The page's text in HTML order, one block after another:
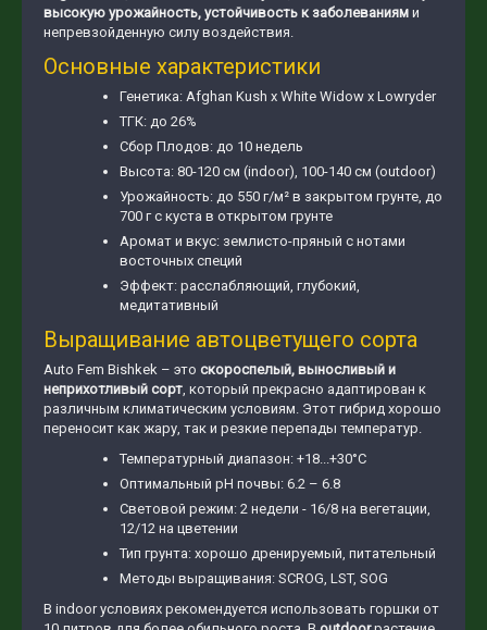
высокую урожайность, устойчивость к заболеваниям и
непревзойденную силу воздействия.
Основные характеристики
Генетика: Afghan Kush x White Widow x Lowryder
ТГК: до 26%
Сбор Плодов: до 10 недель
Высота: 80-120 см (indoor), 100-140 см (outdoor)
Урожайность: до 550 г/м² в закрытом грунте, до
700 г с куста в открытом грунте
Аромат и вкус: землисто-пряный с нотами
восточных специй
Эффект: расслабляющий, глубокий,
медитативный
Выращивание автоцветущего сорта
Auto Fem Bishkek – это скороспелый, выносливый и
неприхотливый сорт, который прекрасно адаптирован к
различным климатическим условиям. Этот гибрид хорошо
переносит как жару, так и резкие перепады температур.
Температурный диапазон: +18...+30°C
Оптимальный pH почвы: 6.2 – 6.8
Световой режим: 2 недели - 16/8 на вегетации,
12/12 на цветении
Тип грунта: хорошо дренируемый, питательный
Методы выращивания: SCROG, LST, SOG
В indoor условиях рекомендуется использовать горшки от